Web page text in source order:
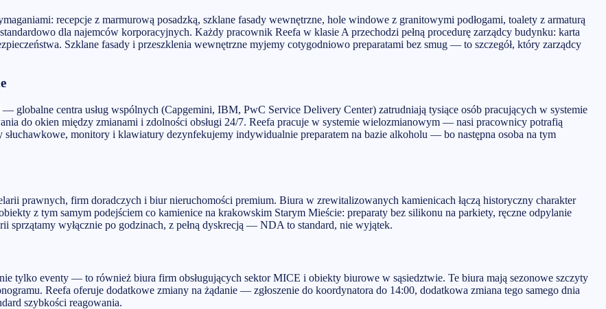
recepcje z marmurową posadzką, szklane fasady wewnętrzne, hole windowe z granitowymi podłogami, toalety z armaturą
dla najemców korporacyjnych. Każdy pracownik Reefa w klasie A przechodzi pełną procedurę zarządcy budynku: karta
Szklane fasady i przeszklenia wewnętrzne myjemy cotygodniowo preparatami bez smug — to szczegół, który zarządcy
centra usług wspólnych (Capgemini, IBM, PwC Service Delivery Center) zatrudniają tysiące osób pracujących w systemie
do okien między zmianami i zdolności obsługi 24/7. Reefa pracuje w systemie wielozmianowym — nasi pracownicy potrafią
monitory i klawiatury dezynfekujemy indywidualnie preparatem na bazie alkoholu — bo następna osoba na tym
prawnych, firm doradczych i biur nieruchomości premium. Biura w zrewitalizowanych kamienicach łączą historyczny charakter
z tym samym podejściem co kamienice na krakowskim Starym Mieście: preparaty bez silikonu na parkiety, ręczne odpylanie
sprzątamy wyłącznie po godzinach, z pełną dyskrecją — NDA to standard, nie wyjątek.
tylko eventy — to również biura firm obsługujących sektor MICE i obiekty biurowe w sąsiedztwie. Te biura mają sezonowe szczyty
Reefa oferuje dodatkowe zmiany na żądanie — zgłoszenie do koordynatora do 14:00, dodatkowa zmiana tego samego dnia
szybkości reagowania.